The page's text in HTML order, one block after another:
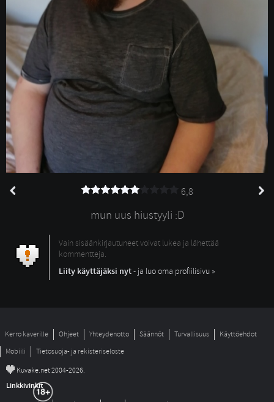
6,8
mun uus hiustyyli :D
Vain sisäänkirjautuneet voivat lukea ja lähettää
kommentteja.
Liity käyttäjäksi nyt- ja luo oma profiilisivu »
Kerro kaverille Ohjeet Yhteydenotto Säännöt Turvallisuus
Käyttöehdot
Mobiili
Tietosuoja- ja rekisteriseloste
© Kuvake.net 2004-2026.
Linkkivinkit